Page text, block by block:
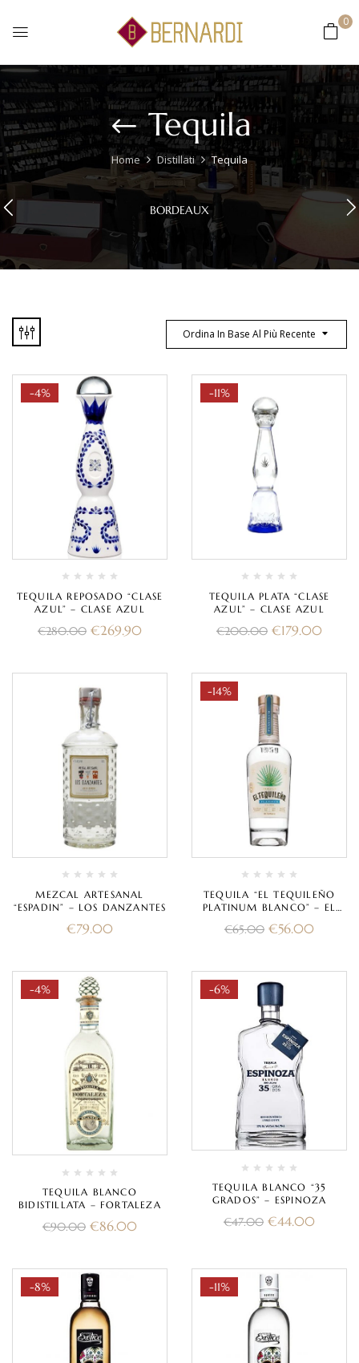
0
Tequila
Home Distillati Tequila
BORDEAUX
Ordina In Base Al Più Recente
-4%
TEQUILA REPOSADO “CLASE
AZUL” – CLASE AZUL
€280.00 €269.90
-11%
TEQUILA PLATA “CLASE
AZUL” – CLASE AZUL
€200.00 €179.00
MEZCAL ARTESANAL
“ESPADIN” – LOS DANZANTES
€79.00
-14%
TEQUILA “EL TEQUILEÑO
PLATINUM BLANCO” – EL
€65.00 €56.00
-4%
TEQUILA BLANCO
BIDISTILLATA – FORTALEZA
€90.00 €86.00
-6%
TEQUILA BLANCO “35
GRADOS” – ESPINOZA
€47.00 €44.00
-8% -11%